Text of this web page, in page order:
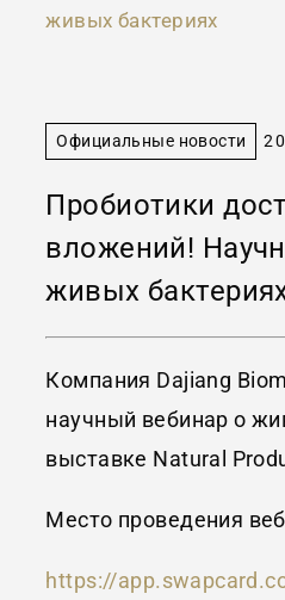
живых бактериях
Официальные новости
Пробиотики
вложений!
живых
Компания Dajiang
научный вебинар о
выставке Natural
Место проведения
https://